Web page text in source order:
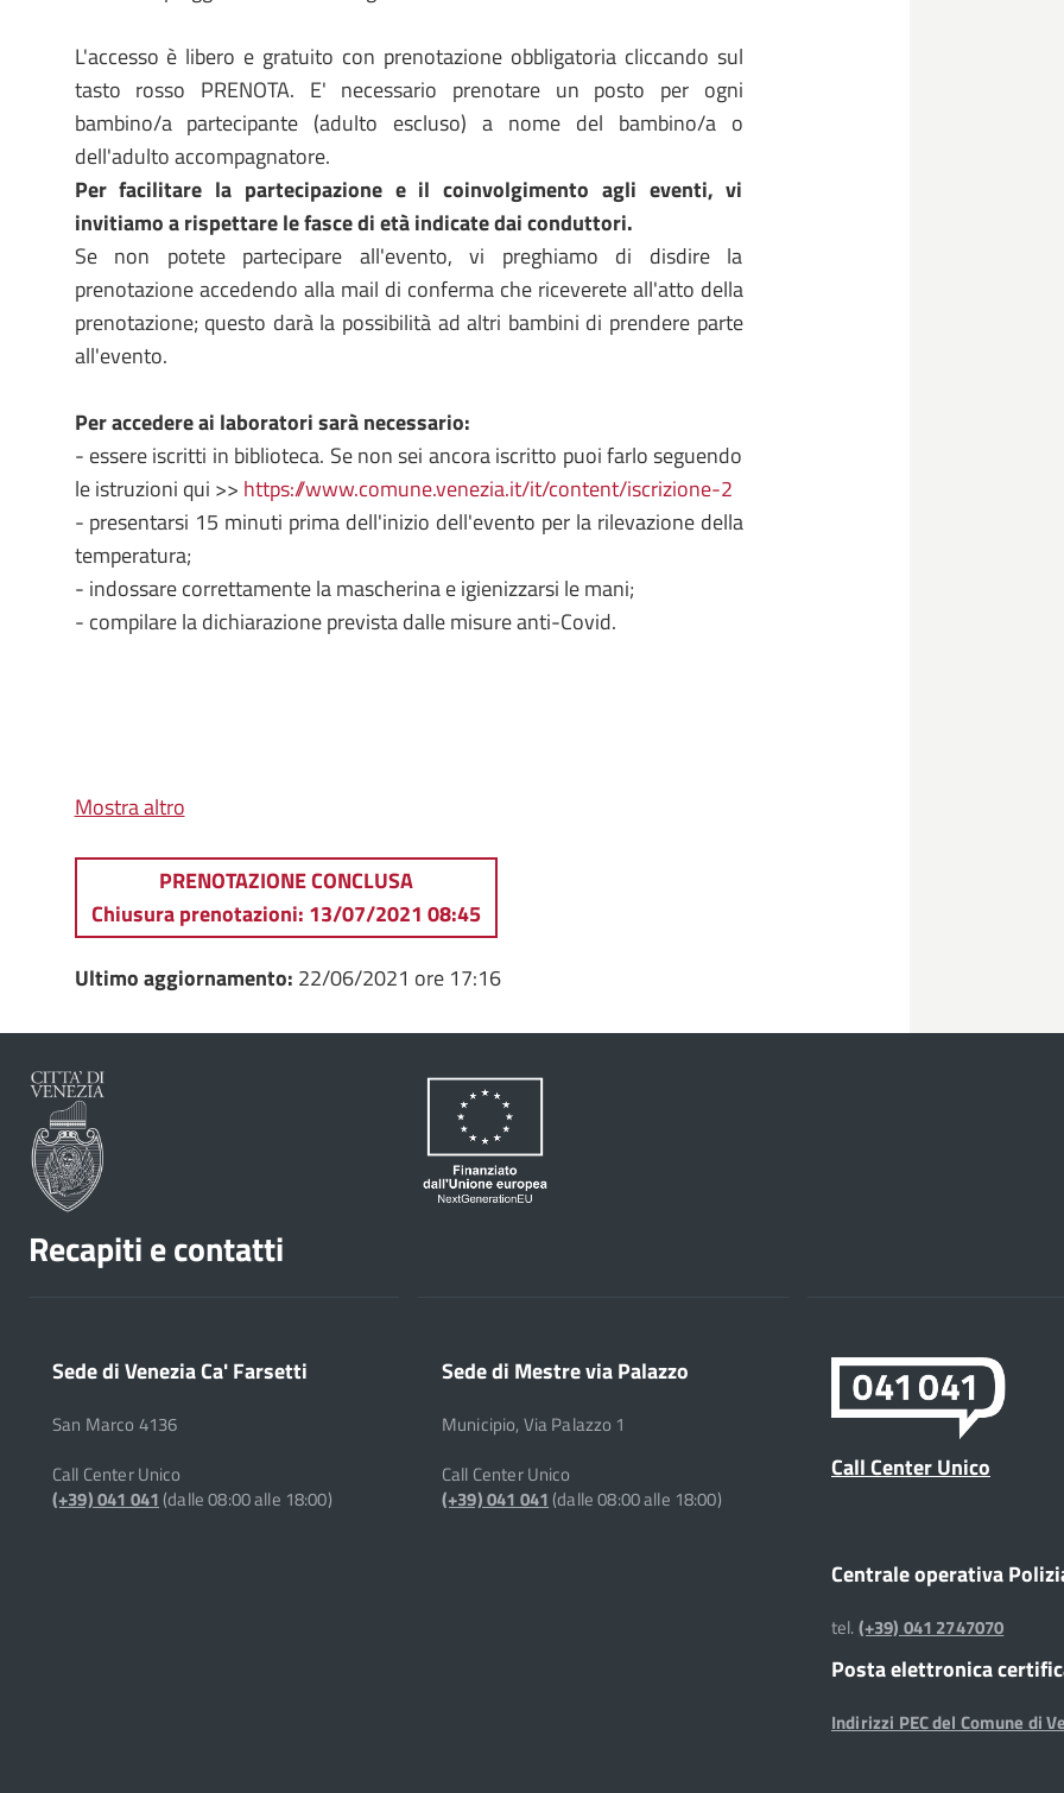
L'accesso è libero e gratuito con prenotazione obbligatoria cliccando sul
tasto rosso PRENOTA. E' necessario prenotare un posto per ogni
bambino/a partecipante (adulto escluso) a nome del bambino/a o
dell'adulto accompagnatore.
Per facilitare la partecipazione e il coinvolgimento agli eventi, vi
invitiamo a rispettare le fasce di età indicate dai conduttori.
Se non potete partecipare all'evento, vi preghiamo di disdire la
prenotazione accedendo alla mail di conferma che riceverete all'atto della
prenotazione; questo darà la possibilità ad altri bambini di prendere parte
all'evento.
Per accedere ai laboratori sarà necessario:
- essere iscritti in biblioteca. Se non sei ancora iscritto puoi farlo seguendo
le istruzioni qui >> https://www.comune.venezia.it/it/content/iscrizione-2
- presentarsi 15 minuti prima dell'inizio dell'evento per la rilevazione della
temperatura;
- indossare correttamente la mascherina e igienizzarsi le mani;
- compilare la dichiarazione prevista dalle misure anti-Covid.
Mostra altro
PRENOTAZIONE CONCLUSA
Chiusura prenotazioni: 13/07/2021 08:45
Ultimo aggiornamento: 22/06/2021 ore 17:16
Recapiti e contatti
Sede di Venezia Ca' Farsetti
San Marco 4136
Call Center Unico
(+39) 041 041(dalle 08:00 alle 18:00)
Sede di Mestre via Palazzo
Municipio, Via Palazzo 1
Call Center Unico
(+39) 041 041(dalle 08:00 alle 18:00)
Call Center Unico
Centrale operativa
tel.(+39) 041 2747070
Posta elettronica
Indirizzi PEC del Comune di